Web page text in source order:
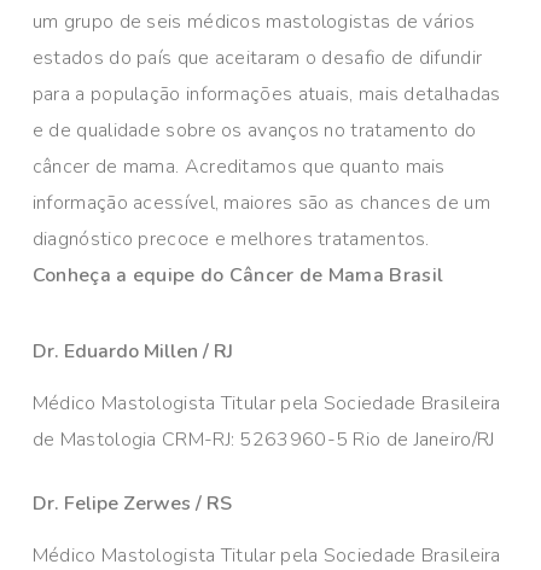
um grupo de seis médicos mastologistas de vários
estados do país que aceitaram o desafio de difundir
para a população informações atuais, mais detalhadas
e de qualidade sobre os avanços no tratamento do
câncer de mama. Acreditamos que quanto mais
informação acessível, maiores são as chances de um
diagnóstico precoce e melhores tratamentos.
Conheça a equipe do Câncer de Mama Brasil
Dr. Eduardo Millen / RJ
Médico Mastologista Titular pela Sociedade Brasileira
de Mastologia CRM-RJ: 5263960-5 Rio de Janeiro/RJ
Dr. Felipe Zerwes / RS
Médico Mastologista Titular pela Sociedade Brasileira